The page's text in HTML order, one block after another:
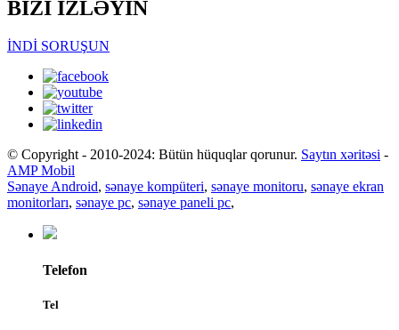
BİZİ İZLƏYİN
İNDİ SORUŞUN
© Copyright - 2010-2024: Bütün hüquqlar qorunur. Saytın xəritəsi -
AMP Mobil
Sənaye Android, sənaye kompüteri, sənaye monitoru, sənaye ekran
monitorları, sənaye pc, sənaye paneli pc,
Telefon
Tel